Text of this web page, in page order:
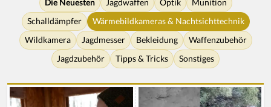
Die Neuesten Jagdwaffen Optik
Munition
Schalldämpfer
Wärmebildkameras & Nachtsichttechnik
Wildkamera
Jagdmesser Bekleidung
Waffenzubehör
Jagdzubehör
Tipps & Tricks Sonstiges